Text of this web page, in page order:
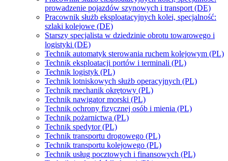
prowadzenie pojazdów szynowych i transport (DE)
Pracownik służb eksploatacyjnych kolei, specjalność:
szlaki kolejowe (DE)
Starszy specjalista w dziedzinie obrotu towarowego i
logistyki (DE)
Technik automatyk sterowania ruchem kolejowym (PL)
Technik eksploatacji portów i terminali (PL)
Technik logistyk (PL)
Technik lotniskowych służb operacyjnych (PL)
Technik mechanik okrętowy (PL)
Technik nawigator morski (PL)
Technik ochrony fizycznej osób i mienia (PL)
Technik pożarnictwa (PL)
Technik spedytor (PL)
Technik transportu drogowego (PL)
Technik transportu kolejowego (PL)
Technik usług pocztowych i finansowych (PL)